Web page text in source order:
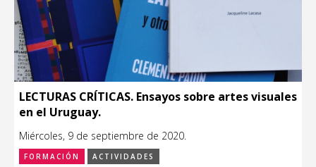
LECTURAS CRÍTICAS. Ensayos sobre artes visuales
en el Uruguay.
Miércoles, 9 de septiembre de 2020.
FORMACIÓN ACTIVIDADES